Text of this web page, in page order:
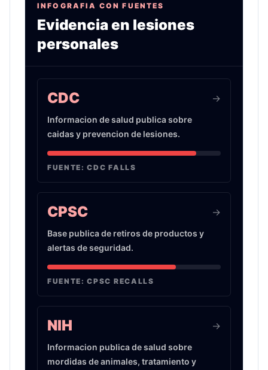
INFOGRAFIA CON FUENTES
Evidencia en lesiones
personales
CDC
Informacion de salud publica sobre
caidas y prevencion de lesiones.
->
FUENTE:CDC FALLS
CPSC
Base publica de retiros de productos y
alertas de seguridad.
->
FUENTE:CPSC RECALLS
NIH
Informacion publica de salud sobre
mordidas de animales, tratamiento y
->